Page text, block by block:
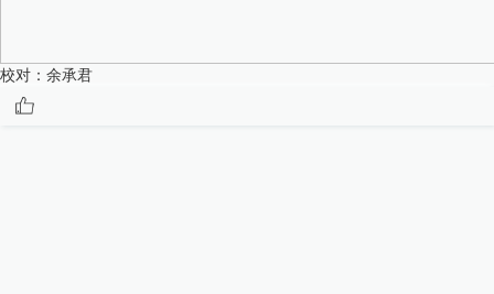
校对： 余承君